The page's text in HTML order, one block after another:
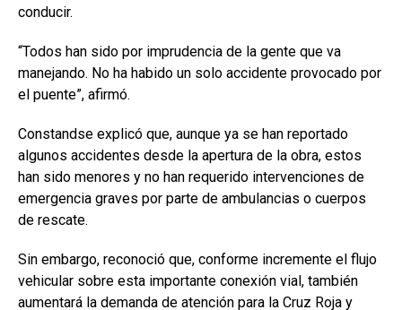
conducir.
“Todos han sido por imprudencia de la gente que va
manejando. No ha habido un solo accidente provocado por
el puente”, afirmó.
Constandse explicó que, aunque ya se han reportado
algunos accidentes desde la apertura de la obra, estos
han sido menores y no han requerido intervenciones de
emergencia graves por parte de ambulancias o cuerpos
de rescate.
Sin embargo, reconoció que, conforme incremente el flujo
vehicular sobre esta importante conexión vial, también
aumentará la demanda de atención para la Cruz Roja y